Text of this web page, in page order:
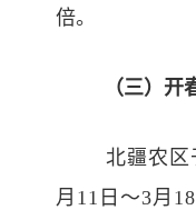
倍。
（三）开
北疆农区
月11日～3月